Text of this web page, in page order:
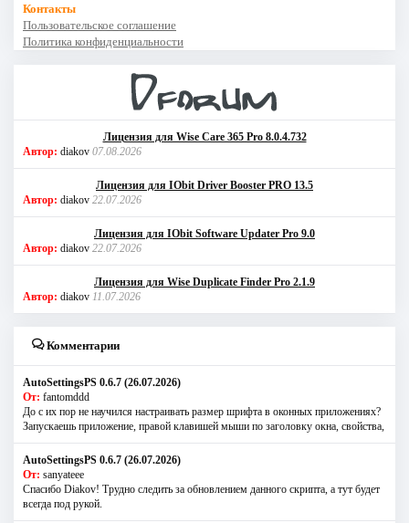
Контакты
Пользовательское соглашение
Политика конфиденциальности
Лицензия для Wise Care 365 Pro 8.0.4.732
Автор: diakov 07.08.2026
Лицензия для IObit Driver Booster PRO 13.5
Автор: diakov 22.07.2026
Лицензия для IObit Software Updater Pro 9.0
Автор: diakov 22.07.2026
Лицензия для Wise Duplicate Finder Pro 2.1.9
Автор: diakov 11.07.2026
Комментарии
AutoSettingsPS 0.6.7 (26.07.2026)
От: fantomddd
До с их пор не научился настраивать размер шрифта в оконных приложениях?
Запускаешь приложение, правой клавишей мыши по заголовку окна, свойства,
AutoSettingsPS 0.6.7 (26.07.2026)
От: sanyateee
Спасибо Diakov! Трудно следить за обновлением данного скрипта, а тут будет
всегда под рукой.